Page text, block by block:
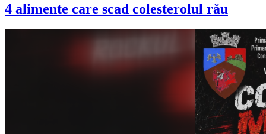
4 alimente care scad colesterolul rău